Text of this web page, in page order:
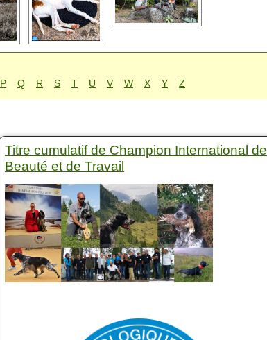
P Q R S T U V W X Y Z
Titre cumulatif de Champion International de
Beauté et de Travail